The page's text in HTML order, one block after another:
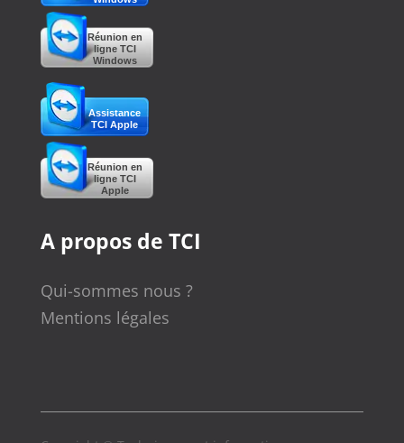
Réunion en
ligne TCI
Windows
Assistance
TCI Apple
Réunion en
ligne TCI
Apple
A propos de TCI
Qui-sommes nous ?
Mentions légales